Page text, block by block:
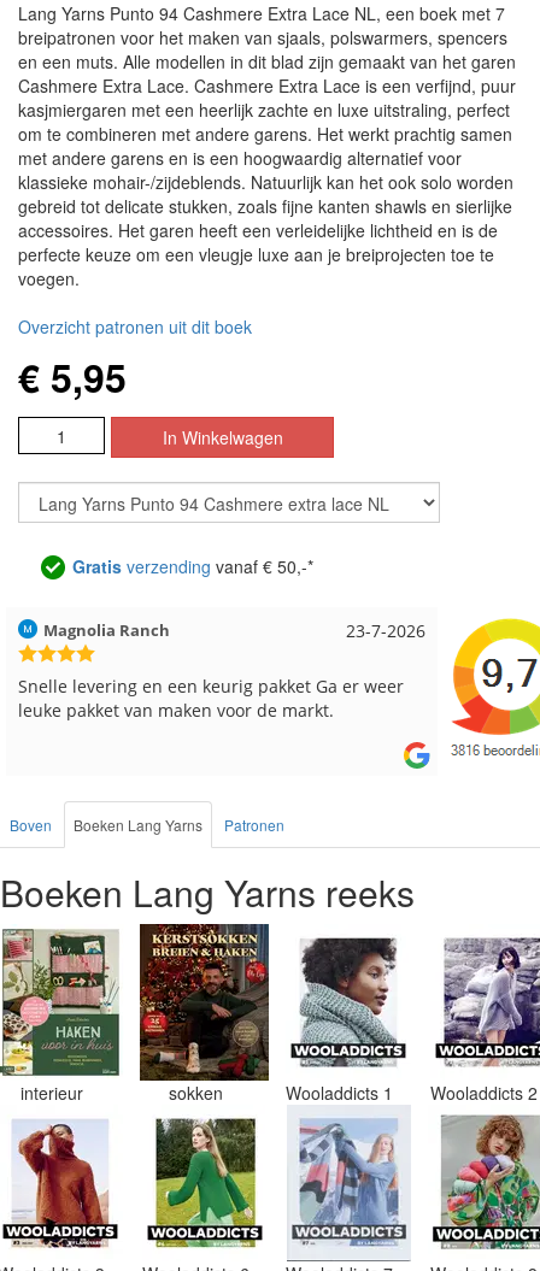
Lang Yarns Punto 94 Cashmere Extra Lace NL, een boek met 7
breipatronen voor het maken van sjaals, polswarmers, spencers
en een muts. Alle modellen in dit blad zijn gemaakt van het garen
Cashmere Extra Lace. Cashmere Extra Lace is een verfijnd, puur
kasjmiergaren met een heerlijk zachte en luxe uitstraling, perfect
om te combineren met andere garens. Het werkt prachtig samen
met andere garens en is een hoogwaardig alternatief voor
klassieke mohair-/zijdeblends. Natuurlijk kan het ook solo worden
gebreid tot delicate stukken, zoals fijne kanten shawls en sierlijke
accessoires. Het garen heeft een verleidelijke lichtheid en is de
perfecte keuze om een vleugje luxe aan je breiprojecten toe te
voegen.
Overzicht patronen uit dit boek
€ 5,95
Gratis verzending vanaf € 50,-*
17-7-2026
Hilde uit Loyers
Reeds meerdere keren breigaren en breinaalden
besteld, altijd heel tevreden over de service.
Loes uit
Snelle
Boven Boeken Lang Yarns Patronen
Boeken Lang Yarns reeks
interieur sokken Wooladdicts 1 Wooladdicts